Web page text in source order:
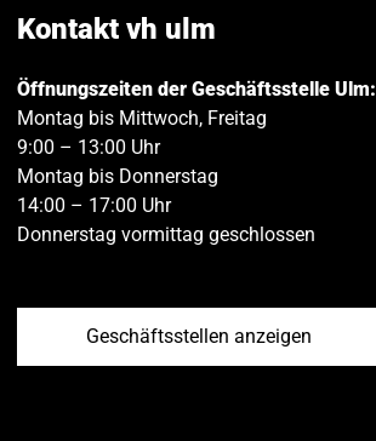
Kontakt vh ulm
Öffnungszeiten der Geschäftsstelle Ulm:
Montag bis Mittwoch, Freitag
9:00 – 13:00 Uhr
Montag bis Donnerstag
14:00 – 17:00 Uhr
Donnerstag vormittag geschlossen
Geschäftsstellen anzeigen